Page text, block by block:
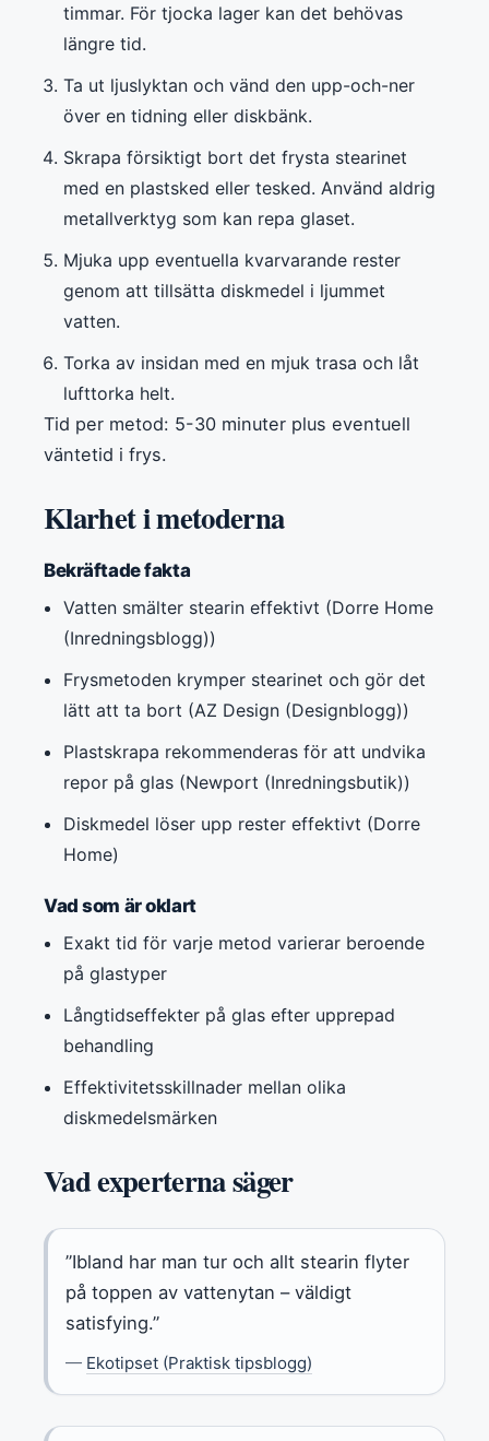
timmar. För tjocka lager kan det behövas
längre tid.
Ta ut ljuslyktan och vänd den upp-och-ner
över en tidning eller diskbänk.
Skrapa försiktigt bort det frysta stearinet
med en plastsked eller tesked. Använd aldrig
metallverktyg som kan repa glaset.
Mjuka upp eventuella kvarvarande rester
genom att tillsätta diskmedel i ljummet
vatten.
Torka av insidan med en mjuk trasa och låt
lufttorka helt.
Tid per metod: 5-30 minuter plus eventuell
väntetid i frys.
Klarhet i metoderna
Bekräftade fakta
Vatten smälter stearin effektivt (Dorre Home
(Inredningsblogg))
Frysmetoden krymper stearinet och gör det
lätt att ta bort (AZ Design (Designblogg))
Plastskrapa rekommenderas för att undvika
repor på glas (Newport (Inredningsbutik))
Diskmedel löser upp rester effektivt (Dorre
Home)
Vad som är oklart
Exakt tid för varje metod varierar beroende
på glastyper
Långtidseffekter på glas efter upprepad
behandling
Effektivitetsskillnader mellan olika
diskmedelsmärken
Vad experterna säger
”Ibland har man tur och allt stearin flyter
på toppen av vattenytan – väldigt
satisfying.”
— Ekotipset (Praktisk tipsblogg)